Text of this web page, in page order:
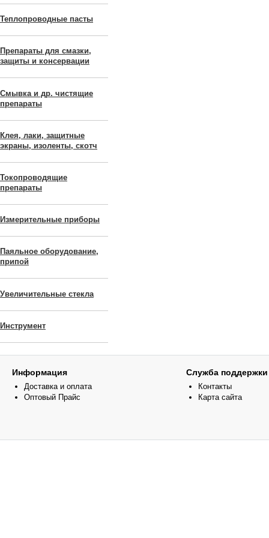
Теплопроводные пасты
Препараты для смазки,
защиты и консервации
Смывка и др. чистящие
препараты
Клея, лаки, защитные
экраны, изоленты, скотч
Токопроводящие
препараты
Измерительные приборы
Паяльное оборудование,
припой
Увеличительные стекла
Инструмент
Информация
Доставка и оплата
Оптовый Прайс
Служба поддержки
Контакты
Карта сайта